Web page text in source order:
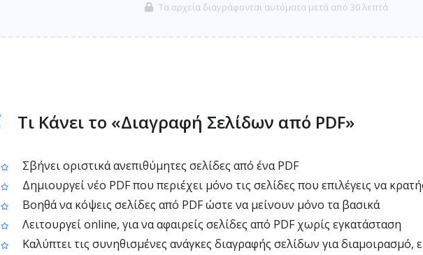
Τα αρχεία διαγράφονται αυτόματα μετά από 30 λεπτά
Τι Κάνει το «Διαγραφή Σελίδων από PDF»
Σβήνει οριστικά ανεπιθύμητες σελίδες από ένα PDF
Δημιουργεί νέο PDF που περιέχει μόνο τις σελίδες που επιλέγεις να
Βοηθά να κόψεις σελίδες από PDF ώστε να μείνουν μόνο τα βασικά
Λειτουργεί online, για να αφαιρείς σελίδες από PDF χωρίς εγκατάσταση
Καλύπτει τις συνηθισμένες ανάγκες διαγραφής σελίδων για